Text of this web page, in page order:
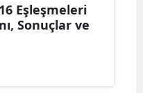
Eşleşmeleri
Sonuçlar ve